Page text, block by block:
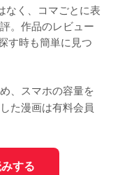
なく、コマごとに表
。作品のレビュー
す時も簡単に見つ
、スマホの容量を
た漫画は有料会員
する